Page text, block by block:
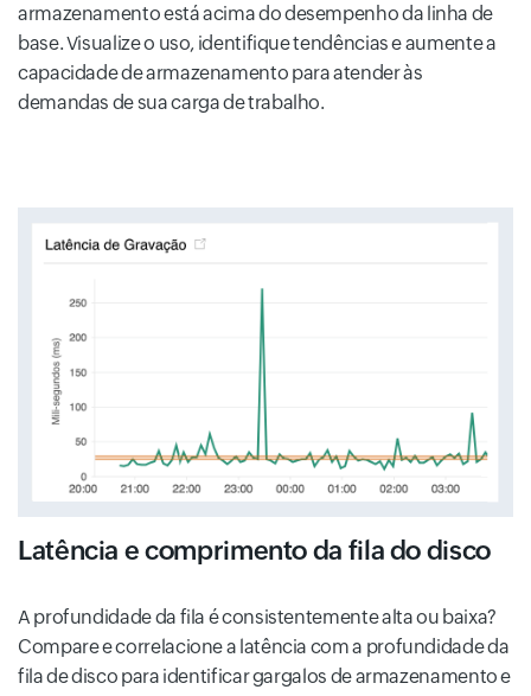
armazenamento está acima do desempenho da linha de
base. Visualize o uso, identifique tendências e aumente a
capacidade de armazenamento para atender às
demandas de sua carga de trabalho.
Latência e comprimento da fila do disco
A profundidade da fila é consistentemente alta ou baixa?
Compare e correlacione a latência com a profundidade da
fila de disco para identificar gargalos de armazenamento e